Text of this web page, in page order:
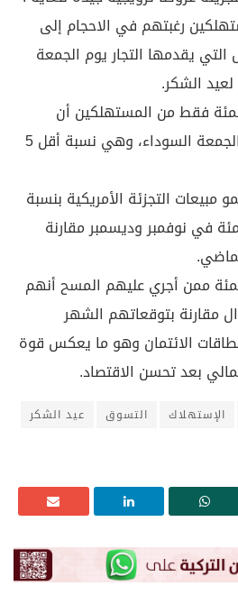
المستهلكين رغبتهم في الاحجام إلى
يقدمها التجار يوم الجمعة
لعيد الشكر.
أوضح 48 بالمئة فقط من المستهلكين أن
سيذهبون للتسوق خلال الجمعة السوداء، وهي نسبة أقل 5
التجزئة الأمريكية بنسبة
ما بين 3 إلى 4 بالمئة في نوفمبر وديسمبر مقارنة
ممن أجري عليهم المسح أنهم
مقارنة بتوقعاتهم الشهر
الائتمان وهو ما يعكس قوة
بعد تحسن الاقتصاد.
الإستهلاك التسوق
عيد الشكر